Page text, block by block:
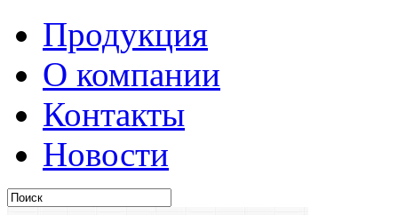
Продукция
О компании
Контакты
Новости